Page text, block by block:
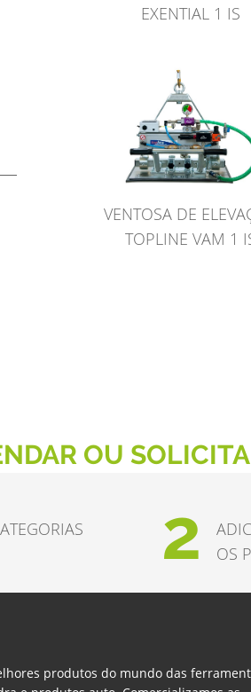
EXENTIAL 1 IS
VENTOSA DE
TOPLINE VAM 1
OU
2
OS
produtos do mundo das